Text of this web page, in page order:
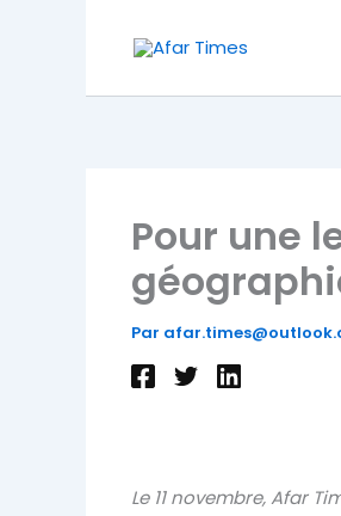
Pour une
Par
Le 11 novembre, Afar